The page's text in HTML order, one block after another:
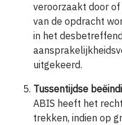
veroorzaakt door
van de opdracht
in het
uitgekeerd.
Tussentijdse
ABIS heeft het
trekken, indien op